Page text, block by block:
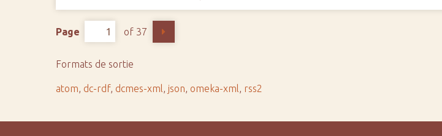
Page of 37
Formats de sortie
atom, dc-rdf, dcmes-xml,json,omeka-xml, rss2